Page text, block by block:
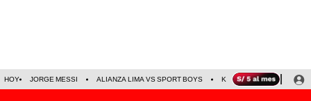
HOY JORGE MESSI ALIANZA LIMA VS SPORT BOYS KENJI FUJIMORI